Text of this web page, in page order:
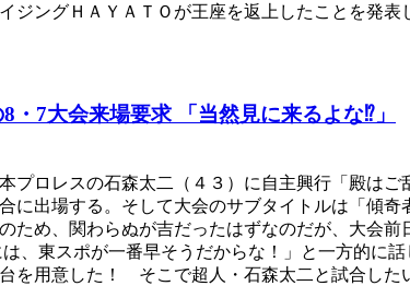
ングＨＡＹＡＴＯが王座を返上したことを発表
7大会来場要求 「当然見に来るよな⁉」
プロレスの石森太二（４３）に自主興行「殿は
に出場する。そして大会のサブタイトルは「傾
ため、関わらぬが吉だったはずなのだが、大会
、東スポが一番早そうだからな！」と一方的に
を用意した！ そこで超人・石森太二と試合した